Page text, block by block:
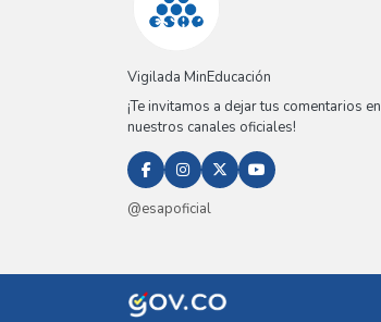
Vigilada MinEducación
¡Te invitamos a dejar tus comentarios en
nuestros canales oficiales!
@esapoficial